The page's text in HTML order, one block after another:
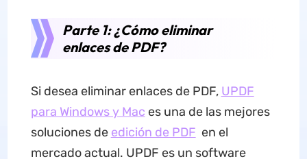
Parte 1: ¿Cómo eliminar
enlaces de PDF?
Si desea eliminar enlaces de PDF, UPDF
para Windows y Mac es una de las mejores
soluciones de edición de PDF en el
mercado actual. UPDF es un software